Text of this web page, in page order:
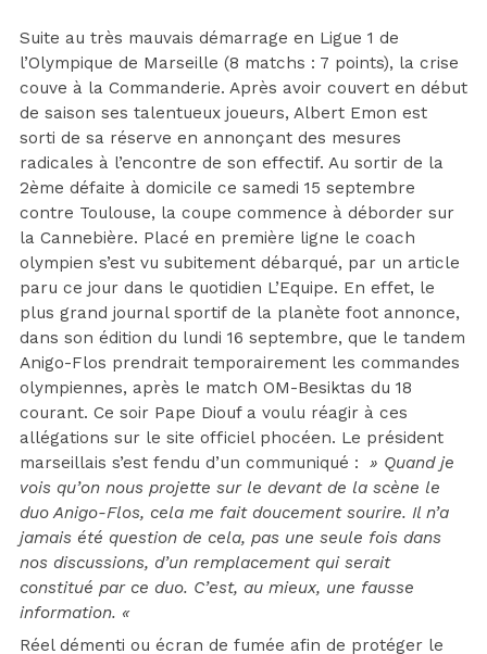
Suite au très mauvais démarrage en Ligue 1 de
l’Olympique de Marseille (8 matchs : 7 points), la crise
couve à la Commanderie. Après avoir couvert en début
de saison ses talentueux joueurs, Albert Emon est
sorti de sa réserve en annonçant des mesures
radicales à l’encontre de son effectif. Au sortir de la
2ème défaite à domicile ce samedi 15 septembre
contre Toulouse, la coupe commence à déborder sur
la Cannebière. Placé en première ligne le coach
olympien s’est vu subitement débarqué, par un article
paru ce jour dans le quotidien L’Equipe. En effet, le
plus grand journal sportif de la planète foot annonce,
dans son édition du lundi 16 septembre, que le tandem
Anigo-Flos prendrait temporairement les commandes
olympiennes, après le match OM-Besiktas du 18
courant. Ce soir Pape Diouf a voulu réagir à ces
allégations sur le site officiel phocéen. Le président
marseillais s’est fendu d’un communiqué :
» Quand je
vois qu’on nous projette sur le devant de la scène le
duo Anigo-Flos, cela me fait doucement sourire. Il n’a
jamais été question de cela, pas une seule fois dans
nos discussions, d’un remplacement qui serait
constitué par ce duo. C’est, au mieux, une fausse
information. «
Réel démenti ou écran de fumée afin de protéger le